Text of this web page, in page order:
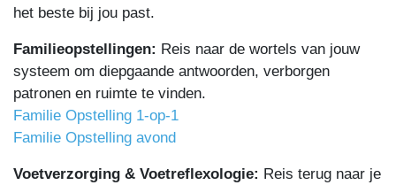
het beste bij jou past.
Familieopstellingen: Reis naar de wortels van jouw
systeem om diepgaande antwoorden, verborgen
patronen en ruimte te vinden.
Familie Opstelling 1-op-1
Familie Opstelling avond
Voetverzorging & Voetreflexologie: Reis terug naar je